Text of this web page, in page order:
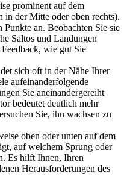
prominent auf dem
in der Mitte oder oben rechts).
an. Beobachten Sie sie
Saltos und Landungen
wie gut Sie
sich oft in der Nähe Ihrer
aufeinanderfolgende
Sie aneinandergereiht
bedeutet deutlich mehr
Sie, ihn wachsen zu
oben oder unten auf dem
auf welchem Sprung oder
Es hilft Ihnen, Ihren
Herausforderungen des